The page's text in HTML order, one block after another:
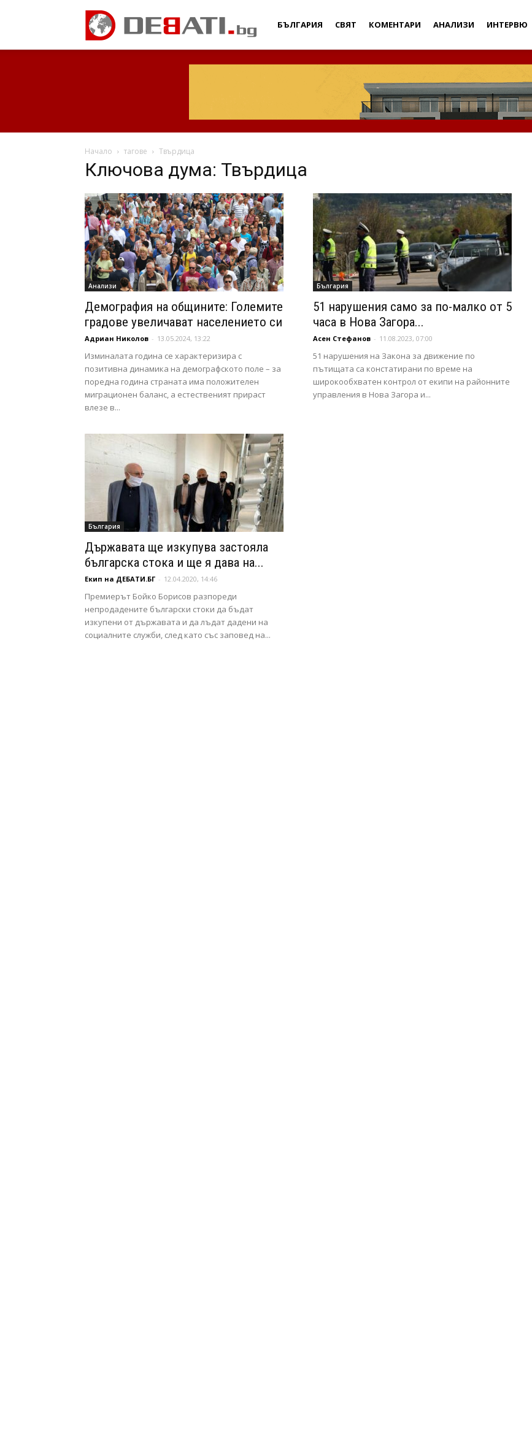
Дебати
БЪЛГАРИЯ СВЯТ КОМЕНТАРИ АНАЛИЗИ ИНТЕРВЮ
Начало тагове Твърдица
Ключова дума: Твърдица
Анализи
Демография на общините: Големите
градове увеличават населението си
Адриан Николов - 13.05.2024, 13:22
Изминалата година се характеризира с
позитивна динамика на демографското поле – за
поредна година страната има положителен
миграционен баланс, а естественият прираст
влезе в...
България
51 нарушения само за по-малко от 5
часа в Нова Загора...
Асен Стефанов - 11.08.2023, 07:00
51 нарушения на Закона за движение по
пътищата са констатирани по време на
широкообхватен контрол от екипи на районните
управления в Нова Загора и...
България
Държавата ще изкупува застояла
българска стока и ще я дава на...
Екип на ДЕБАТИ.БГ - 12.04.2020, 14:46
Премиерът Бойко Борисов разпореди
непродадените български стоки да бъдат
изкупени от държавата и да лъдат дадени на
социалните служби, след като със заповед на...